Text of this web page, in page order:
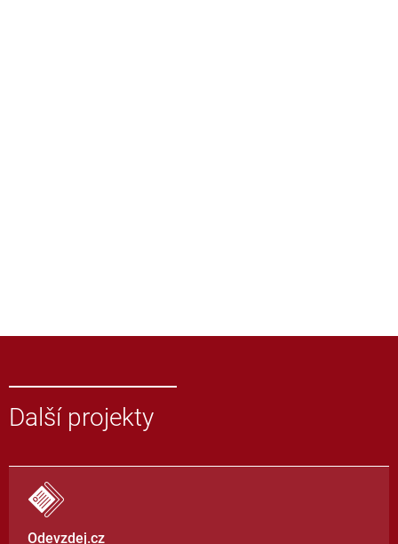
Další projekty
Odevzdej.cz